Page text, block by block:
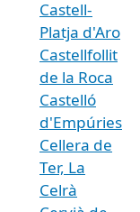
Castell-
Platja d'Aro
Castellfollit
de la Roca
Castelló
d'Empúries
Cellera de
Ter, La
Celrà